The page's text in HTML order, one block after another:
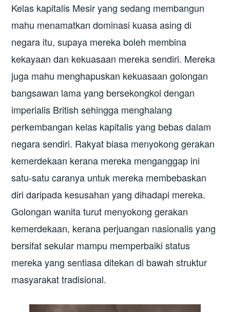
Kelas kapitalis Mesir yang sedang membangun
mahu menamatkan dominasi kuasa asing di
negara itu, supaya mereka boleh membina
kekayaan dan kekuasaan mereka sendiri. Mereka
juga mahu menghapuskan kekuasaan golongan
bangsawan lama yang bersekongkol dengan
imperialis British sehingga menghalang
perkembangan kelas kapitalis yang bebas dalam
negara sendiri. Rakyat biasa menyokong gerakan
kemerdekaan kerana mereka menganggap ini
satu-satu caranya untuk mereka membebaskan
diri daripada kesusahan yang dihadapi mereka.
Golongan wanita turut menyokong gerakan
kemerdekaan, kerana perjuangan nasionalis yang
bersifat sekular mampu memperbaiki status
mereka yang sentiasa ditekan di bawah struktur
masyarakat tradisional.